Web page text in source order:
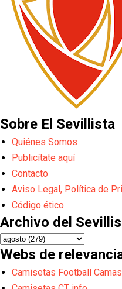
Sobre El Sevillista
Quiénes Somos
Publicítate aquí
Contacto
Aviso Legal, Política de
Código ético
Archivo del
Webs de
Camisetas Football Camas